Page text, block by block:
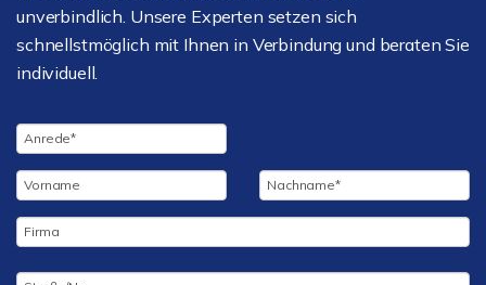
unverbindlich. Unsere Experten setzen sich
schnellstmöglich mit Ihnen in Verbindung und beraten Sie
individuell.